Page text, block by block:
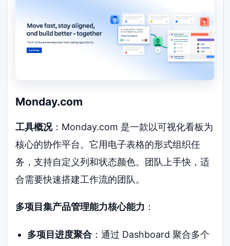
Monday.com
工具概况：Monday.com 是一款以可视化看板为
核心的协作平台。它用电子表格的形式组织任
务，支持自定义列和状态颜色。团队上手快，适
合需要快速搭建工作流的团队。
多项目集产品管理能力核心能力 ：
多项目进度聚合：通过 Dashboard 聚合多个